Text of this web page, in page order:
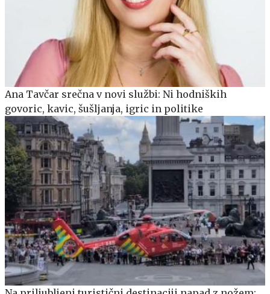
Ana Tavčar srečna v novi službi: Ni hodniških
govoric, kavic, šušljanja, igric in politike